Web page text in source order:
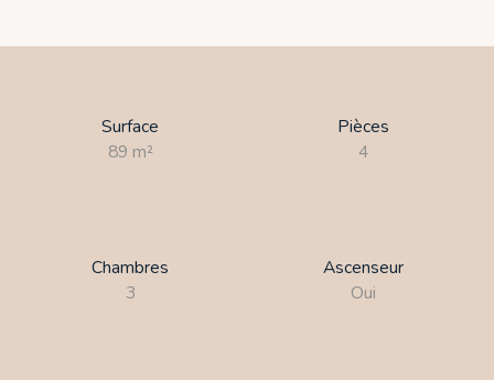
Surface
89 m²
Pièces
4
Chambres
3
Ascenseur
Oui